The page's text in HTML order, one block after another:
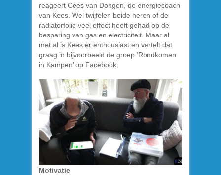
reageert Cees van Dongen, de energiecoach
van Kees. Wel twijfelen beide heren of de
radiatorfolie veel effect heeft gehad op de
besparing van gas en electriciteit. Maar al
met al is Kees er enthousiast en vertelt dat
graag in bijvoorbeeld de groep ’Rondkomen
in Kampen’ op Facebook.
Motivatie